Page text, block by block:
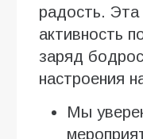
радость. Эта
активность
заряд
настроения
Мы